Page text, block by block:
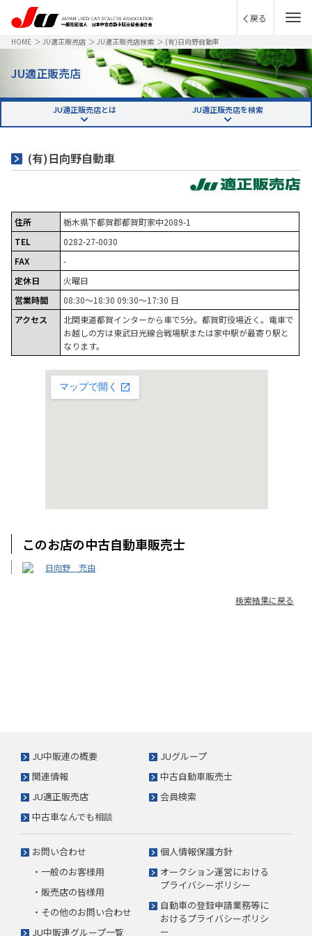
戻る
HOME ＞ JU適正販売店 ＞ JU適正販売店検索 ＞ (有)日向野自動車
JU適正販売店
JU適正販売店とは JU適正販売店を検索
(有)日向野自動車
住所
栃木県下都賀郡都賀町家中2089-1
TEL
0282-27-0030
FAX
-
定休日
火曜日
営業時間
08:30～18:30 09:30～17:30 日
アクセス
北関東道都賀インターから車で5分。都賀町役場近く。電車で
お越しの方は東武日光線合戦場駅または家中駅が最寄り駅と
なります。
このお店の中古自動車販売士
日向野 充由
検索結果に戻る
JU中販連の概要
JUグループ
関連情報
中古自動車販売士
JU適正販売店
会員検索
中古車なんでも相談
お問い合わせ
・一般のお客様用
・販売店の皆様用
・その他のお問い合わせ
JU中販連グループ一覧
個人情報保護方針
オークション運営における
プライバシーポリシー
自動車の登録申請業務等に
おけるプライバシーポリシ
ー